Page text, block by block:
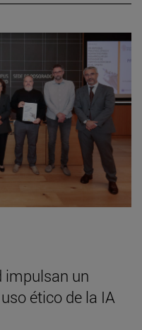
impulsan un
ético de la IA